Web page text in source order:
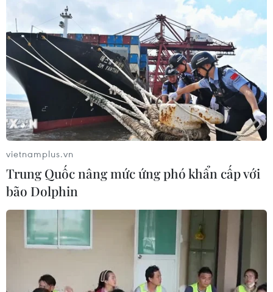
vietnamplus.vn
Trung Quốc nâng mức ứng phó khẩn cấp với
bão Dolphin